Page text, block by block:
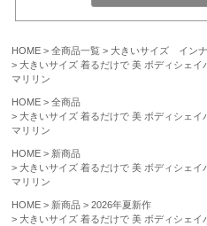
HOME 全商品一覧 大きいサイズ イン
大きいサイズ 着るだけで 美 ボディシェ
マリリン
HOME
全商品
大きいサイズ 着るだけで 美 ボディシェ
マリリン
HOME
新商品
大きいサイズ 着るだけで 美 ボディシェ
マリリン
HOME 新商品
2026年夏新作
大きいサイズ 着るだけで 美 ボディシェ